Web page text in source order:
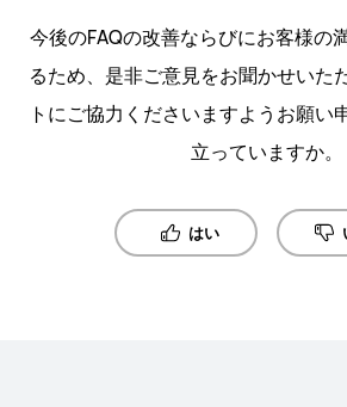
今後のFAQの改善ならびにお客様の
るため、是非ご意見をお聞かせいた
トにご協力くださいますようお願い
立っていますか。
はい